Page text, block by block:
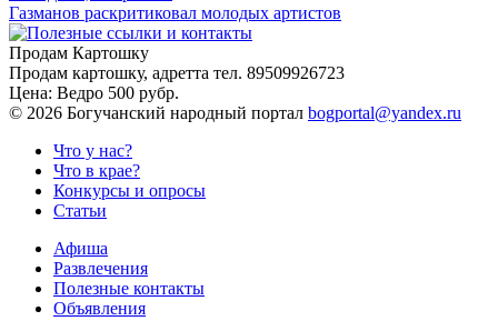
Газманов раскритиковал молодых артистов
Продам Картошку
Продам картошку, адретта тел. 89509926723
Цена: Ведро 500 рубр.
© 2026 Богучанский народный портал bogportal@yandex.ru
Что у нас?
Что в крае?
Конкурсы и опросы
Статьи
Афиша
Развлечения
Полезные контакты
Объявления